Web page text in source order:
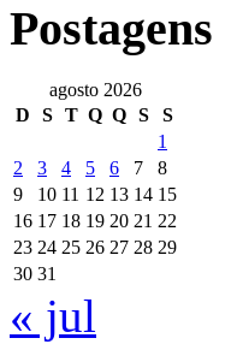
Postagens
agosto 2026
D
S T Q Q S
S
1
2
3 4 5 6 7
8
9
10 11 12 13 14 15
16 17 18 19 20 21 22
23 24 25 26 27 28 29
30 31
« jul